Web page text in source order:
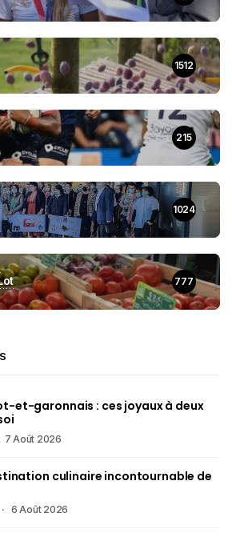
1512
215
1024
777
et-garonnais : ces joyaux à deux
7 Août 2026
culinaire incontournable de
6 Août 2026